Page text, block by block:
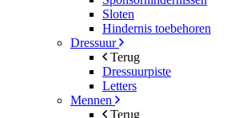
Sloten
Hindernis toebehoren
Dressuur
Terug
Dressuurpiste
Letters
Mennen
Terug